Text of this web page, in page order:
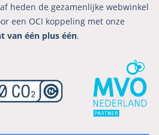
heden de gezamenlijke webwinkel
een OCI koppeling met onze
van één plus één.